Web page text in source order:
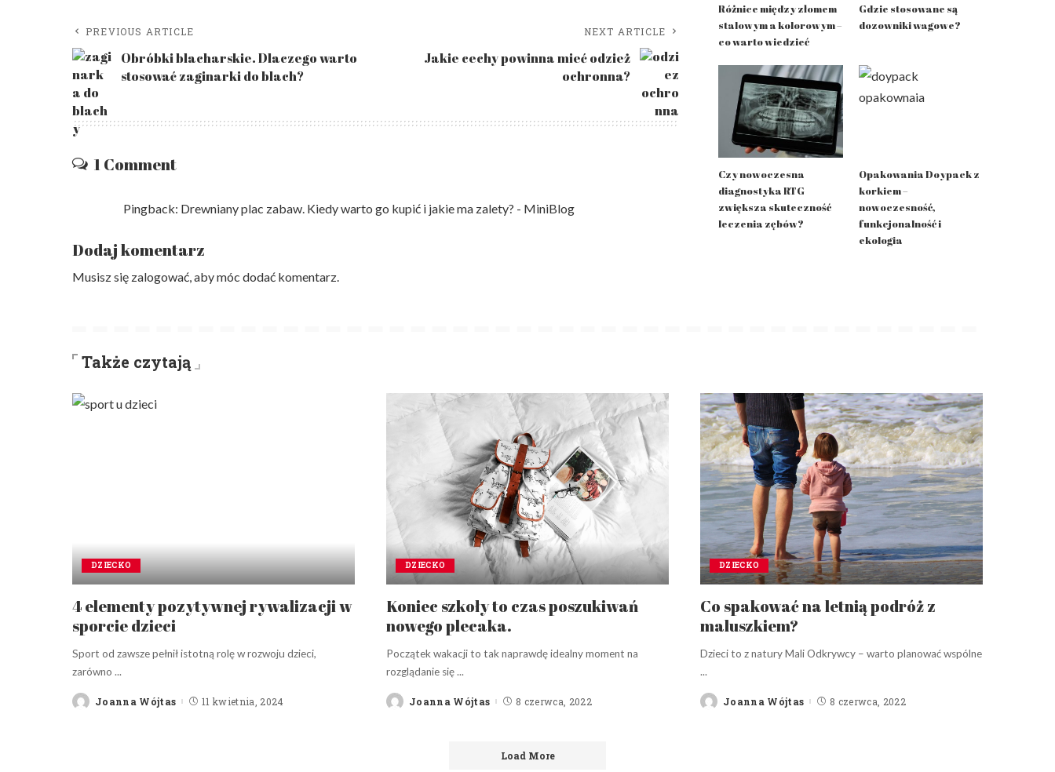
PREVIOUS ARTICLE
Obróbki blacharskie. Dlaczego warto
stosować zaginarki do blach?
NEXT ARTICLE
Jakie cechy powinna mieć odzież
ochronna?
1 Comment
Pingback: Drewniany plac zabaw. Kiedy warto go kupić i jakie ma zalety? - MiniBlog
Dodaj komentarz
Musisz się zalogować, aby móc dodać komentarz.
Różnice między złomem
stalowym a kolorowym –
co warto wiedzieć
Gdzie stosowane są
dozowniki wagowe?
Czy nowoczesna
diagnostyka RTG
zwiększa skuteczność
leczenia zębów?
Opakowania Doypack z
korkiem –
nowoczesność,
funkcjonalność i
ekologia
Także czytają
DZIECKO
4 elementy pozytywnej rywalizacji w
sporcie dzieci
Sport od zawsze pełnił istotną rolę w rozwoju dzieci,
zarówno ...
PostedJoanna Wójtas 11 kwietnia, 2024
DZIECKO
Koniec szkoły to czas poszukiwań
nowego plecaka.
Początek wakacji to tak naprawdę idealny moment na
rozglądanie się...
PostedJoanna Wójtas 8 czerwca, 2022
DZIECKO
Co spakować na letnią podróż z
maluszkiem?
Dzieci to z natury Mali Odkrywcy – warto planować wspólne
...
PostedJoanna Wójtas 8 czerwca, 2022
Load More